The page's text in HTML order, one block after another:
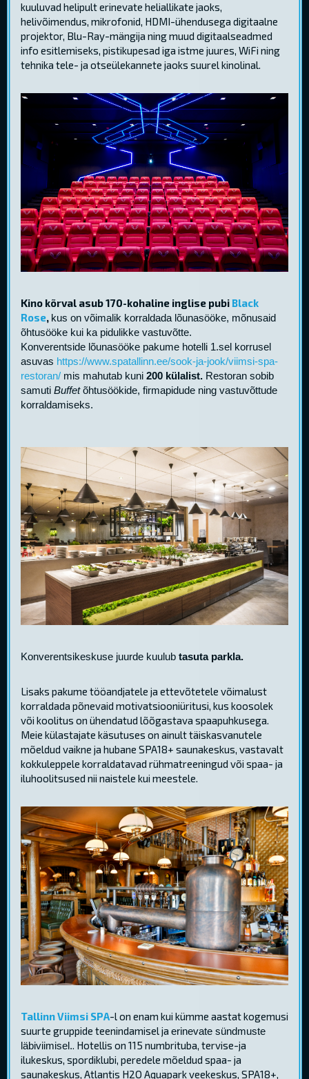
kuuluvad helipult erinevate heliallikate jaoks,
helivõimendus, mikrofonid, HDMI-ühendusega digitaalne
projektor, Blu-Ray-mängija ning muud digitaalseadmed
info esitlemiseks, pistikupesad iga istme juures, WiFi ning
tehnika tele- ja otseülekannete jaoks suurel kinolinal.
Kino kõrval asub 170-kohaline inglise pubiBlack
Rose, kus on võimalik korraldada lõunasööke, mõnusaid
õhtusööke kui ka pidulikke vastuvõtte.
Konverentside lõunasööke pakume hotelli 1.sel korrusel
asuvas https://www.spatallinn.ee/sook-ja-jook/viimsi-spa-
restoran/ mis mahutab kuni 200 külalist. Restoran sobib
samuti Buffetõhtusöökide, firmapidude ning vastuvõttude
korraldamiseks.
Konverentsikeskuse juurde kuulub tasuta parkla.
Lisaks pakume tööandjatele ja ettevõtetele võimalust
korraldada põnevaid motivatsiooniüritusi, kus koosolek
või koolitus on ühendatud lõõgastava spaapuhkusega.
Meie külastajate käsutuses on ainult täiskasvanutele
mõeldud vaikne ja hubane SPA18+ saunakeskus, vastavalt
kokkuleppele korraldatavad rühmatreeningud või spaa- ja
iluhoolitsused nii naistele kui meestele.
Tallinn Viimsi SPA-l on enam kui kümme aastat kogemusi
suurte gruppide teenindamisel ja erinevate sündmuste
läbiviimisel.. Hotellis on 115 numbrituba, tervise-ja
ilukeskus, spordiklubi, peredele mõeldud spaa- ja
saunakeskus, Atlantis H2O Aquapark veekeskus, SPA18+,